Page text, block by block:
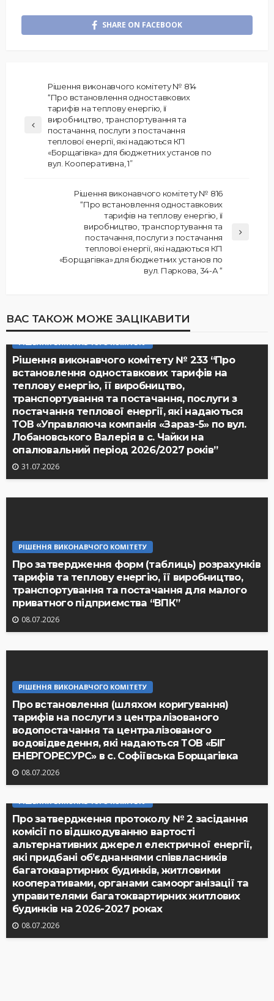
SHARE ON FACEBOOK
Рішення виконавчого комітету № 814
“Про встановлення одноставкових
тарифів на теплову енергію, її
виробництво, транспортування та
постачання, послуги з постачання
теплової енергії, які надаються КП
«Борщагівка» для бюджетних установ по
вул. Кооперативна, 1”
Рішення виконавчого комітету № 816
“Про встановлення одноставкових
тарифів на теплову енергію, її
виробництво, транспортування та
постачання, послуги з постачання
теплової енергії, які надаються КП
«Борщагівка» для бюджетних установ по
вул. Паркова, 34-А “
ВАС ТАКОЖ МОЖЕ ЗАЦІКАВИТИ
Рішення виконавчого комітету № 233 “Про
встановлення одноставкових тарифів на
теплову енергію, її виробництво,
транспортування та постачання, послуги з
постачання теплової енергії, які надаються
ТОВ «Управляюча компанія «Зараз-5» по вул.
Лобановського Валерія в с. Чайки на
опалювальний період 2026/2027 років”
31.07.2026
РІШЕННЯ ВИКОНАВЧОГО КОМІТЕТУ
Про затвердження форм (таблиць) розрахунків
тарифів та теплову енергію, її виробництво,
транспортування та постачання для малого
приватного підприємства “ВПК”
08.07.2026
РІШЕННЯ ВИКОНАВЧОГО КОМІТЕТУ
Про встановлення (шляхом коригування)
тарифів на послуги з централізованого
водопостачання та централізованого
водовідведення, які надаються ТОВ «БІГ
ЕНЕРГОРЕСУРС» в с. Софіївська Борщагівка
08.07.2026
Про затвердження протоколу № 2 засідання
комісії по відшкодуванню вартості
альтернативних джерел електричної енергії,
які придбані об’єднаннями співвласників
багатоквартирних будинків, житловими
кооперативами, органами самоорганізації та
управителями багатоквартирних житлових
будинків на 2026-2027 роках
08.07.2026